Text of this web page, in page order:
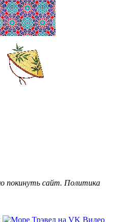
покинуть сайт. Политика